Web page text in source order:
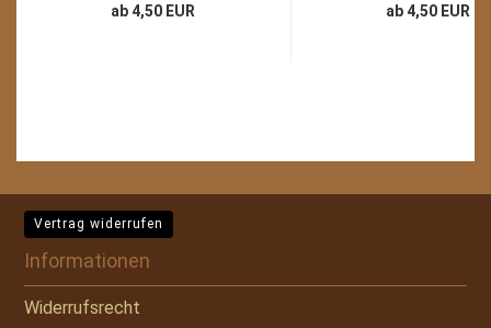
ab 4,50 EUR ab 4,50 EUR
Vertrag widerrufen
Informationen
Widerrufsrecht